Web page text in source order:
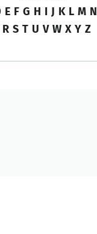
E F G H I J K L M N
R S T U V W X Y Z